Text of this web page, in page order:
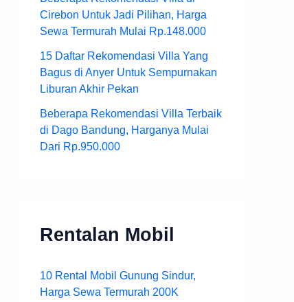
Cirebon Untuk Jadi Pilihan, Harga
Sewa Termurah Mulai Rp.148.000
15 Daftar Rekomendasi Villa Yang
Bagus di Anyer Untuk Sempurnakan
Liburan Akhir Pekan
Beberapa Rekomendasi Villa Terbaik
di Dago Bandung, Harganya Mulai
Dari Rp.950.000
Rentalan Mobil
10 Rental Mobil Gunung Sindur,
Harga Sewa Termurah 200K